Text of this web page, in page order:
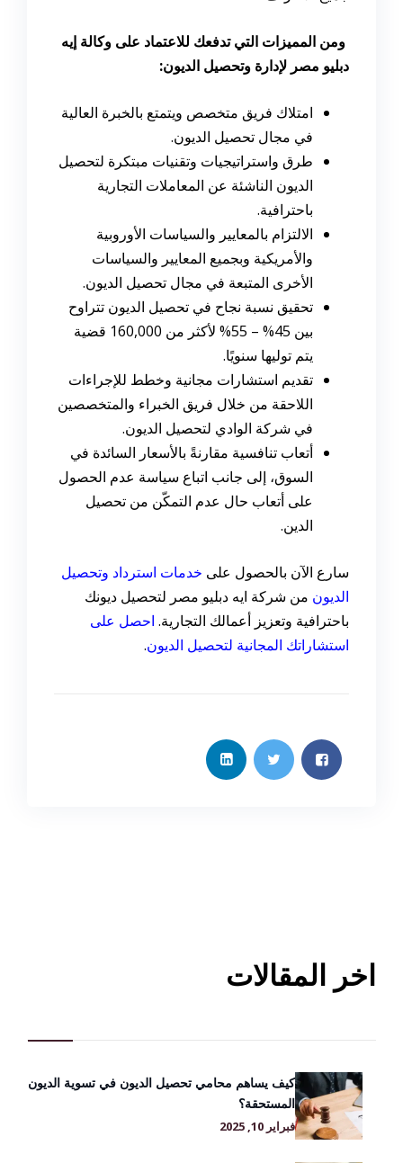
ومن المميزات التي تدفعك للاعتماد على وكالة إيه
دبليو مصر لإدارة وتحصيل الديون:
امتلاك فريق متخصص ويتمتع بالخبرة العالية
في مجال تحصيل الديون.
طرق واستراتيجيات وتقنيات مبتكرة لتحصيل
الديون الناشئة عن المعاملات التجارية
باحترافية.
الالتزام بالمعايير والسياسات الأوروبية
والأمريكية وبجميع المعايير والسياسات
الأخرى المتبعة في مجال تحصيل الديون.
تحقيق نسبة نجاح في تحصيل الديون تتراوح
بين 45% – 55% لأكثر من 160,000 قضية
يتم توليها سنويًا.
تقديم استشارات مجانية وخطط للإجراءات
اللاحقة من خلال فريق الخبراء والمتخصصين
في شركة الوادي لتحصيل الديون.
أتعاب تنافسية مقارنةً بالأسعار السائدة في
السوق، إلى جانب اتباع سياسة عدم الحصول
على أتعاب حال عدم التمكّن من تحصيل
الدين.
سارع الآن بالحصول على خدمات استرداد وتحصيل
الديون من شركة ايه دبليو مصر لتحصيل ديونك
باحترافية وتعزيز أعمالك التجارية. احصل على
استشاراتك المجانية لتحصيل الديون.
اخر المقالات
كيف يساهم محامي تحصيل الديون في تسوية الديون
المستحقة؟
فبراير 10, 2025